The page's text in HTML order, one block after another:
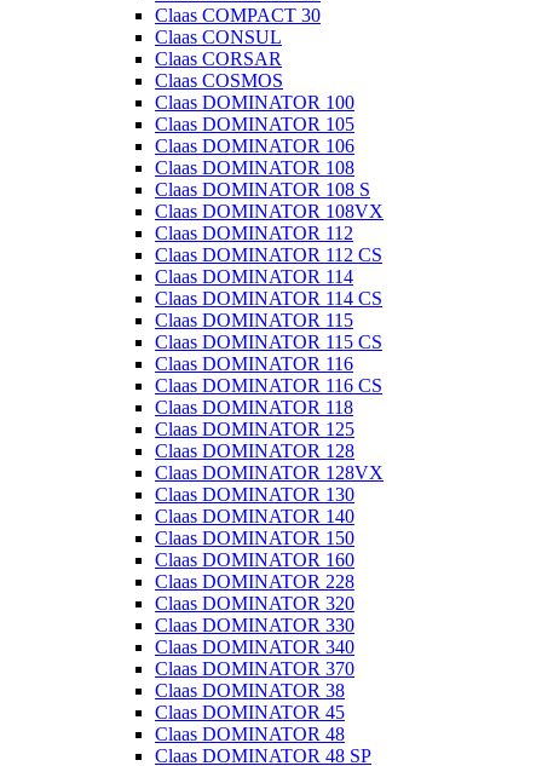
Claas COMPACT 30
Claas CONSUL
Claas CORSAR
Claas COSMOS
Claas DOMINATOR 100
Claas DOMINATOR 105
Claas DOMINATOR 106
Claas DOMINATOR 108
Claas DOMINATOR 108 S
Claas DOMINATOR 108VX
Claas DOMINATOR 112
Claas DOMINATOR 112 CS
Claas DOMINATOR 114
Claas DOMINATOR 114 CS
Claas DOMINATOR 115
Claas DOMINATOR 115 CS
Claas DOMINATOR 116
Claas DOMINATOR 116 CS
Claas DOMINATOR 118
Claas DOMINATOR 125
Claas DOMINATOR 128
Claas DOMINATOR 128VX
Claas DOMINATOR 130
Claas DOMINATOR 140
Claas DOMINATOR 150
Claas DOMINATOR 160
Claas DOMINATOR 228
Claas DOMINATOR 320
Claas DOMINATOR 330
Claas DOMINATOR 340
Claas DOMINATOR 370
Claas DOMINATOR 38
Claas DOMINATOR 45
Claas DOMINATOR 48
Claas DOMINATOR 48 SP